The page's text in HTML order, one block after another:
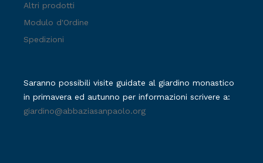
Altri prodotti
Modulo d'Ordine
Spedizioni
Saranno possibili visite guidate al giardino monastico
in primavera ed autunno per informazioni scrivere a:
giardino@abbaziasanpaolo.org